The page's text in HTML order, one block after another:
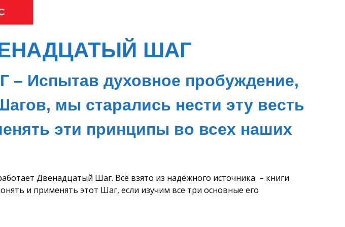
ШАГ
Испытав духовное пробуждение,
мы старались нести эту весть
эти принципы во всех наших
Двенадцатый Шаг. Всё взято из надёжного источника – книги
и применять этот Шаг, если изучим все три основные его